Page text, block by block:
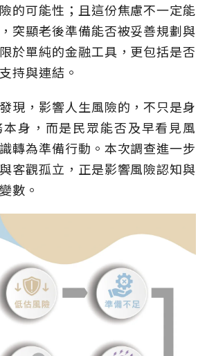
的可能性；且這份焦慮不一定能
突顯老後準備能否被妥善規劃與
於單純的金融工具，更包括是否
持與連結。
現，影響人生風險的，不只是身
身，而是民眾能否及早看見風
轉為準備行動。本次調查進一步
客觀孤立，正是影響風險認知與
數。